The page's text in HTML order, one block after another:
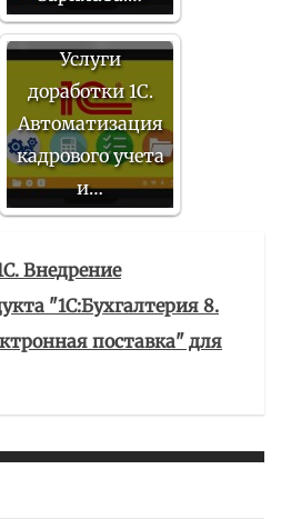
Услуги
доработки 1С.
Автоматизация
кадрового учета
и…
Внедрение
"1С:Бухгалтерия 8.
поставка" для